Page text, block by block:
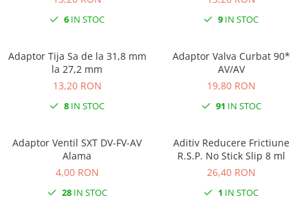
6 IN STOC 9 IN STOC
Adaptor Tija Sa de la 31,8 mm
la 27,2 mm
13,20 RON
8 IN STOC
Adaptor Valva Curbat 90*
AV/AV
19,80 RON
91 IN STOC
Adaptor Ventil SXT DV-FV-AV
Alama
4,00 RON
28IN STOC
Aditiv Reducere Frictiune
R.S.P. No Stick Slip 8 ml
26,40 RON
1 IN STOC